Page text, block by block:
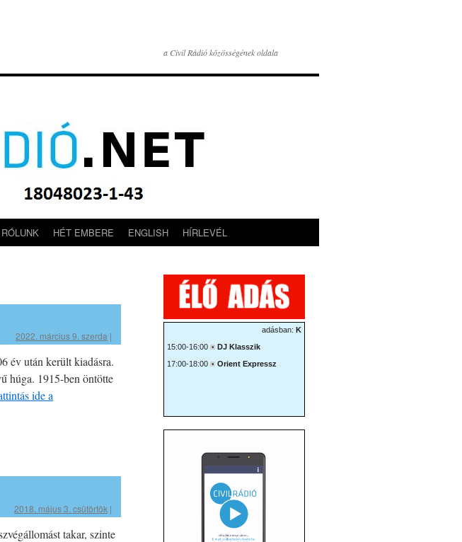
a Civil Rádió közösségének oldala
RÓLUNK HÉT EMBERE ENGLISH HÍRLEVÉL
2022. március 9. szerda |
év után került kiadásra.
húga. 1915-ben öntötte
ide a
2018. május 3. csütörtök |
takar, szinte